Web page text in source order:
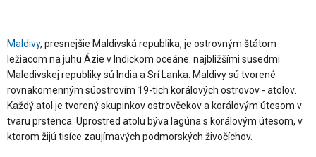
Maldivy, presnejšie Maldivská republika, je ostrovným štátom
ležiacom na juhu Ázie v Indickom oceáne. najbližšími susedmi
Maledivskej republiky sú India a Srí Lanka. Maldivy sú tvorené
rovnakomenným súostrovím 19-tich korálových ostrovov - atolov.
Každý atol je tvorený skupinkov ostrovčekov a korálovým útesom v
tvaru prstenca. Uprostred atolu býva lagúna s korálovým útesom, v
ktorom žijú tisíce zaujímavých podmorských živočíchov.